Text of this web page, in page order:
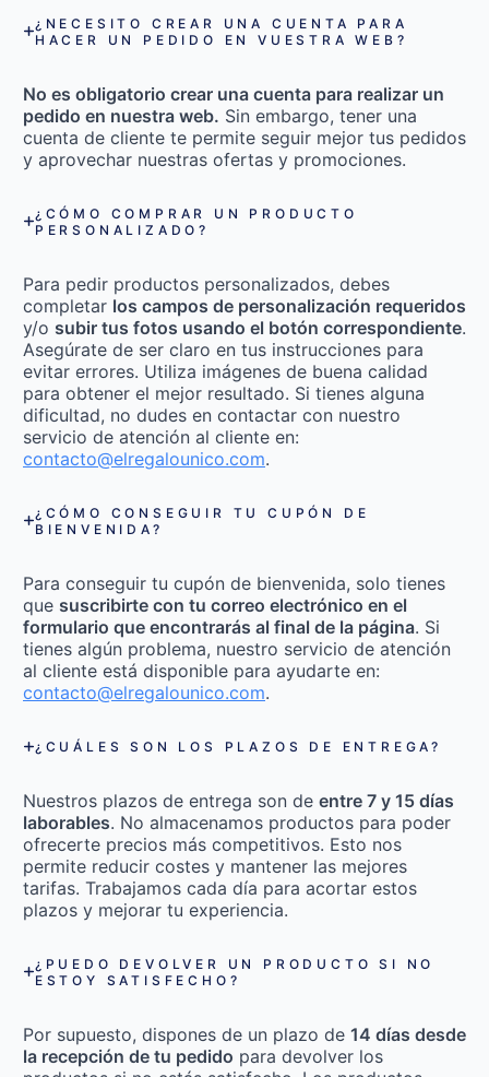
¿NECESITO CREAR UNA CUENTA PARA
HACER UN PEDIDO EN VUESTRA WEB?
No es obligatorio crear una cuenta para realizar un
pedido en nuestra web. Sin embargo, tener una
cuenta de cliente te permite seguir mejor tus pedidos
y aprovechar nuestras ofertas y promociones.
¿CÓMO COMPRAR UN PRODUCTO
PERSONALIZADO?
Para pedir productos personalizados, debes
completar los campos de personalización requeridos
y/o subir tus fotos usando el botón correspondiente.
Asegúrate de ser claro en tus instrucciones para
evitar errores. Utiliza imágenes de buena calidad
para obtener el mejor resultado. Si tienes alguna
dificultad, no dudes en contactar con nuestro
servicio de atención al cliente en:
contacto@elregalounico.com.
¿CÓMO CONSEGUIR TU CUPÓN DE
BIENVENIDA?
Para conseguir tu cupón de bienvenida, solo tienes
que suscribirte con tu correo electrónico en el
formulario que encontrarás al final de la página. Si
tienes algún problema, nuestro servicio de atención
al cliente está disponible para ayudarte en:
contacto@elregalounico.com.
¿CUÁLES SON LOS PLAZOS DE ENTREGA?
Nuestros plazos de entrega son de entre 7 y 15 días
laborables. No almacenamos productos para poder
ofrecerte precios más competitivos. Esto nos
permite reducir costes y mantener las mejores
tarifas. Trabajamos cada día para acortar estos
plazos y mejorar tu experiencia.
¿PUEDO DEVOLVER UN PRODUCTO SI NO
ESTOY SATISFECHO?
Por supuesto, dispones de un plazo de 14 días desde
la recepción de tu pedido para devolver los